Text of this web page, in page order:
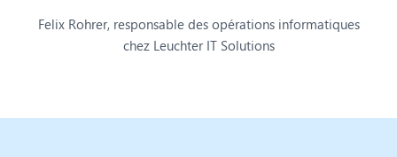
Felix Rohrer, responsable des opérations informatiques
chez Leuchter IT Solutions